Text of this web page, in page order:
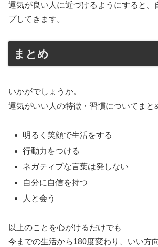
運気が良い人に近づけるようにすると、
プしてきます。
まとめ
いかがでしょうか。
運気がいい人の特徴・習慣についてまと
明るく笑顔で生活をする
行動力をつける
ネガティブな言葉は発しない
自分に自信を持つ
人と会う
以上のことを心がけるだけでも
今までの生活から180度変わり、いい方